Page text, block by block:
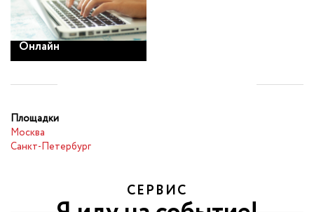
Онлайн
Площадки
Москва
Санкт-Петербург
СЕРВИС